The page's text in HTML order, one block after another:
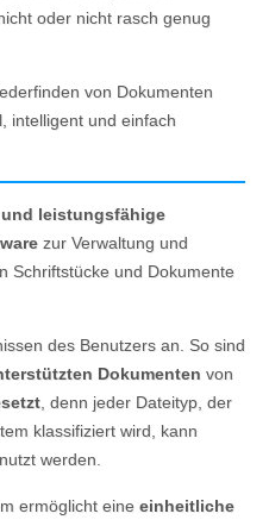
oder nicht rasch genug
von Dokumenten
intelligent und einfach
leistungsfähige
zur Verwaltung und
Schriftstücke und Dokumente
des Benutzers an. So sind
Dokumenten von
, denn jeder Dateityp, der
klassifiziert wird, kann
werden.
ermöglicht eine einheitliche